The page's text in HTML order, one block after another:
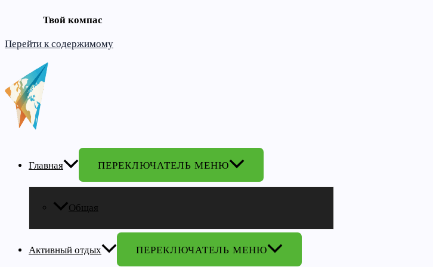
Твой компас
Перейти к содержимому
Главная ПЕРЕКЛЮЧАТЕЛЬ МЕНЮ
Общая
Активный отдых ПЕРЕКЛЮЧАТЕЛЬ МЕНЮ